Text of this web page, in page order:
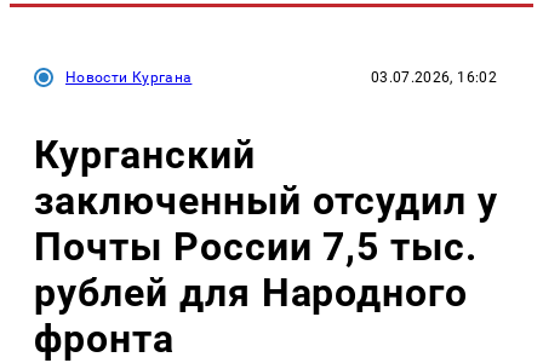
Новости Кургана 03.07.2026, 16:02
Курганский
заключенный отсудил у
Почты России 7,5 тыс.
рублей для Народного
фронта